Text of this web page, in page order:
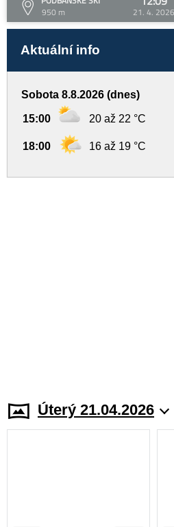
950 m
21. 4. 2026
Aktuální info
Sobota 8.8.2026 (dnes)
15:00 20 až 22 °C
18:00 16 až 19 °C
Úterý 21.04.2026